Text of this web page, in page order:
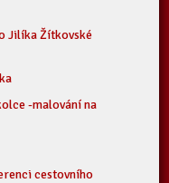
Jilíka Žítkovské
-malování na
cestovního